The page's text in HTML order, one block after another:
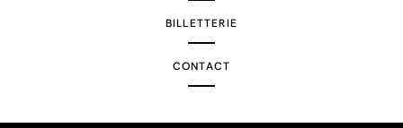
BILLETTERIE
CONTACT